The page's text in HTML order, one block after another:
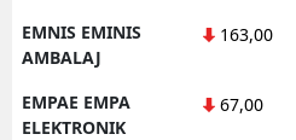
EMNIS EMINIS
AMBALAJ
163,00
EMPAE EMPA
ELEKTRONIK
67,00